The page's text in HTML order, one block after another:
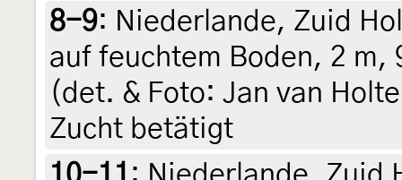
8-9: Niederlande, Zuid
auf feuchtem Boden, 2 m,
(det. & Foto: Jan van
Zucht betätigt